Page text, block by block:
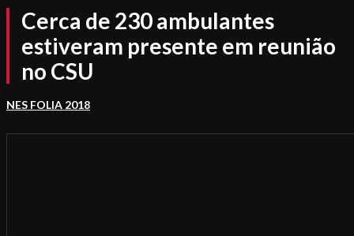
Cerca de 230 ambulantes
estiveram presente em reunião
no CSU
NES FOLIA 2018